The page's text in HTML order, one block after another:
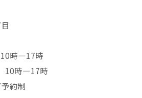
時—17時
—17時
約制